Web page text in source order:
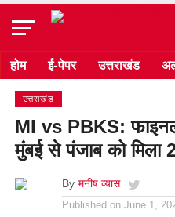
होम ई-पेपर उत्तराखंड
उत्तराखंड
MI vs PBKS:
मुंबई से पंजाब को मिला
By मनीष व्यास
Published on June 1,